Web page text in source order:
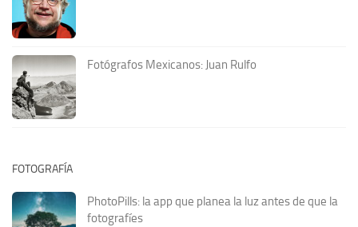
Fotógrafos Mexicanos: Juan Rulfo
FOTOGRAFÍA
PhotoPills: la app que planea la luz antes de que la
fotografíes